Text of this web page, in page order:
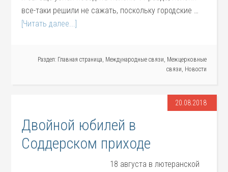
все-таки решили не сажать, поскольку городские …
[Читать далее...]
Раздел: Главная страница, Международные связи, Межцерковные
связи, Новости
20.08.2018
Двойной юбилей в
Соддерском приходе
18 августа в лютеранской